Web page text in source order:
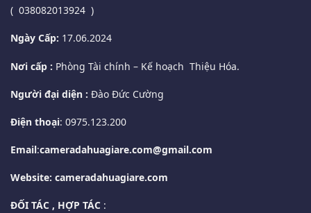
( 038082013924 )
Ngày Cấp: 17.06.2024
Nơi cấp : Phòng Tài chính – Kế hoạch Thiệu Hóa.
Người đại diện : Đào Đức Cường
Điện thoại: 0975.123.200
Email:cameradahuagiare.com@gmail.com
Website: cameradahuagiare.com
ĐỐI TÁC , HỢP TÁC :